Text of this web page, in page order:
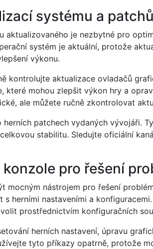
systému a patchů
aktualizovaného je nezbytné pro
systém je aktuální, protože
výkonu.
kontrolujte aktualizace ovladačů
které mohou zlepšit výkon hry a
ale můžete ručně zkontrolovat
patchech vydaných vývojáři.
stabilitu. Sledujte oficiální
pro řešení
mocným nástrojem pro řešení
s herními nastaveními a
prostřednictvím konfiguračních
herních nastavení, úpravu
tyto příkazy opatrně, protože